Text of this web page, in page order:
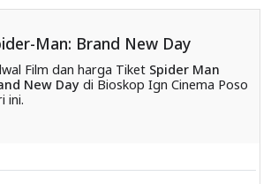
Man: Brand New Day
Film dan harga Tiket Spider Man
New Daydi Bioskop Ign Cinema Poso
ini.